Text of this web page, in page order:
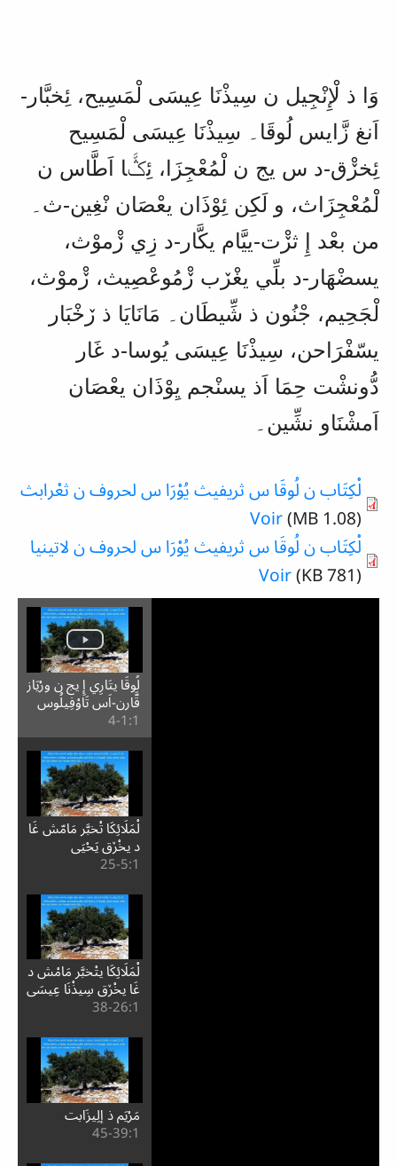
وَا ذ لْإِنْجِيل ن سِيذْنَا عِيسَى لْمَسِيح، ئِخبَّار-
اَنغ زَّايس لُوقَا۔ سِيذْنَا عِيسَى لْمَسِيح
ئِخڒْق-د س يج ن لْمُعْجِزَا، ئِݣَّا اَطَّاس ن
لْمُعْجِزَاث، و لَكِن ئِوْذَان يعْصَان نْغِين-ث۔
من بعْد إِ ثڒْت-ييَّام يكَّار-د زِي ڒْموْث،
يسضْهَار-د بلِّي يغْڒب ڒْمُوعْصِيث، ڒْموْث،
لْجَحِيم، جْنُون ذ شِّيطَان۔ مَانَايَا ذ ڒخْبَار
يسّفْرَاحن، سِيذْنَا عِيسَى يُوسا-د غَار
دُّونشْت حِمَا اَذ يسنْجم يِوْذَان يعْصَان
اَمشْنَاو نشِّين۔
لْكِتَاب ن لُوقَا س ثريفيث يُوْرَا س لحروف ن ثعْرابث
(1.08 MB)
Voir
لْكِتَاب ن لُوقَا س ثريفيث يُوْرَا س لحروف ن لاتينيا
(781 KB)
Voir
لُوقَا يتَارِي إِ يج ن ورْيَاز
قَّارن-اَس تَاوْفِيلُوس
1:⁧1⁩-4
لْمَلَائِكَا تْخبَّر مَامّش غَا
د يخْڒق يَحْيَى
1:⁧5⁩-25
لْمَلَائِكَا يتْخبَّر مَامْش د
غَا يخْڒق سِيذْنَا عِيسَى
1:⁧26⁩-38
مَرْيَم ذ إِلِيزَابت
1:⁧39⁩-45